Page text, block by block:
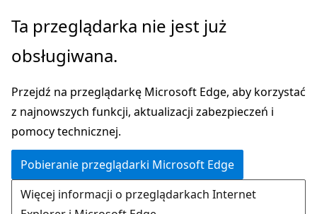
Przejdź
głównej
Ta przeglądarka nie jest już
obsługiwana.
Przejdź na przeglądarkę Microsoft Edge, aby korzystać
z najnowszych funkcji, aktualizacji zabezpieczeń i
pomocy technicznej.
Pobieranie przeglądarki Microsoft Edge
Więcej informacji o przeglądarkach Internet